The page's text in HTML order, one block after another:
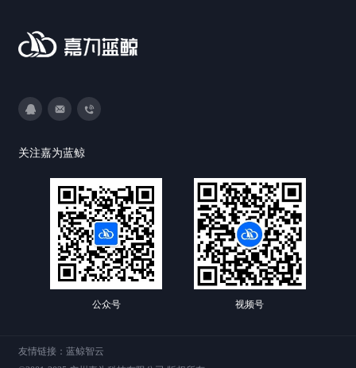
关注嘉为蓝鲸
公众号 视频号
友情链接：蓝鲸智云